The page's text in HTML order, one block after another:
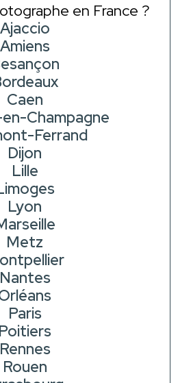
en France ?
Ajaccio
Amiens
Caen
Champagne
Ferrand
Dijon
Lille
Lyon
Metz
Nantes
Paris
Poitiers
Rennes
Rouen